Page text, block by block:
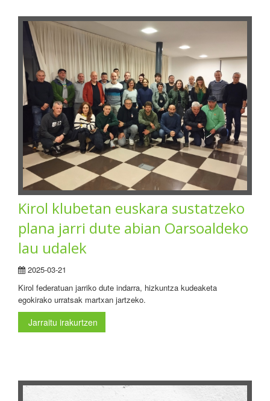
Kirol klubetan euskara sustatzeko
plana jarri dute abian Oarsoaldeko
lau udalek
2025-03-21
Kirol federatuan jarriko dute indarra, hizkuntza kudeaketa
egokirako urratsak martxan jartzeko.
Jarraitu irakurtzen